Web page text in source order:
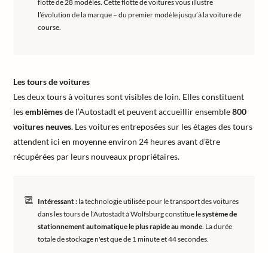
flotte de 28 modèles. Cette flotte de voitures vous illustre
l’évolution de la marque – du premier modèle jusqu’à la voiture de
course.
Les tours de voitures
Les deux tours à voitures sont visibles de loin. Elles constituent
lesemblèmesde l’Autostadt et peuvent accueillir ensemble800
voitures neuves. Les voitures entreposées sur les étages des tours
attendent ici en moyenne environ 24 heures avant d’être
récupérées par leurs nouveaux propriétaires.
Intéressant : la technologie utilisée pour le transport des voitures
dans les tours de l'Autostadt à Wolfsburg constitue lesystème de
stationnement automatique le plus rapide au monde. La durée
totale de stockage n'est que de 1 minute et 44 secondes.